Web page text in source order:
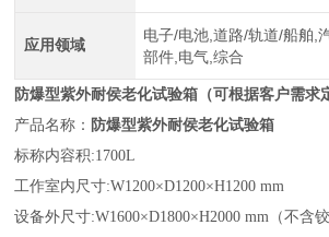
应用领域
电子/电池,道路/轨道/船舶,
部件,电气,综合
防爆型紫外耐侯老化试验箱 （可根据客户需求
产品名称： 防爆型紫外耐侯老化试验箱
标称内容积:1700L
工作室内尺寸:W1200×D1200×H1200 mm
设备外尺寸:W1600×D1800×H2000 mm（不含